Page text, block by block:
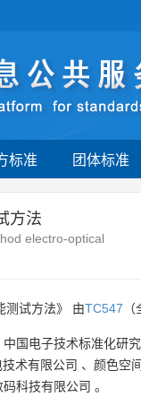
标准 团体标准
方法
electro-optical
测试方法》 由TC547
中国电子技术标准化研
术有限公司 、 颜色空
科技有限公司 。